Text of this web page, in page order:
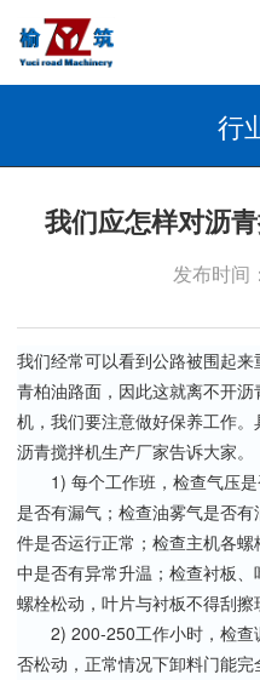
行
我们应怎样对沥
发布时间
我们经常可以看到公路被围起
青柏油路面，因此这就离不开
机，我们要注意做好保养工作
沥青搅拌机生产厂家告诉大家。
1) 每个工作班，检查气压是
是否有漏气；检查油雾气是否
件是否运行正常；检查主机各
中是否有异常升温；检查衬板
螺栓松动，叶片与衬板不得刮擦
2) 200-250工作小时，检查
否松动，正常情况下卸料门能